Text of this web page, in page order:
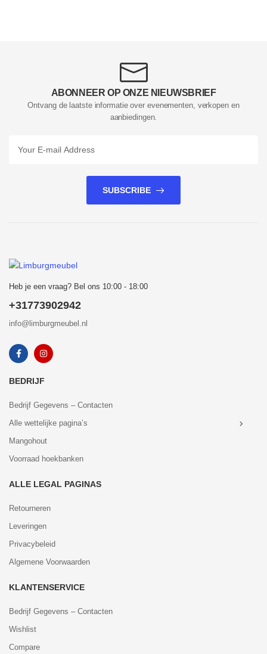
ABONNEER OP ONZE NIEUWSBRIEF
Ontvang de laatste informatie over evenementen, verkopen en
aanbiedingen.
SUBSCRIBE
Heb je een vraag? Bel ons 10:00 - 18:00
+31773902942
info@limburgmeubel.nl
BEDRIJF
Bedrijf Gegevens – Contacten
Alle wettelijke pagina’s
Mangohout
Voorraad hoekbanken
ALLE LEGAL PAGINAS
Retourneren
Leveringen
Privacybeleid
Algemene Voorwaarden
KLANTENSERVICE
Bedrijf Gegevens – Contacten
Wishlist
Compare